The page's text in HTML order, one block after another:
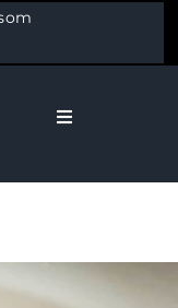
Toggle